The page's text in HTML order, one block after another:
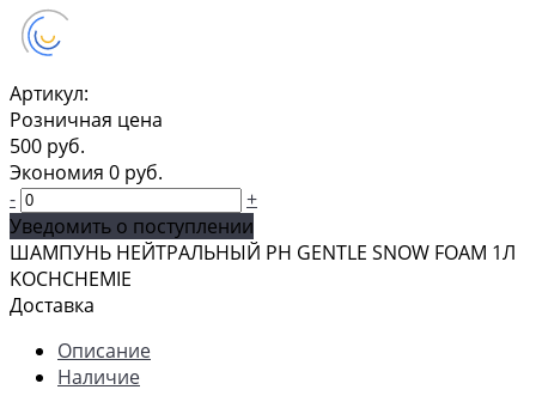
Артикул:
Розничная цена
500 руб.
Экономия 0 руб.
-
+
Уведомить о поступлении
ШАМПУНЬ НЕЙТРАЛЬНЫЙ PH GENTLE SNOW FOAM 1Л
KOCHCHEMIE
Доставка
Описание
Наличие